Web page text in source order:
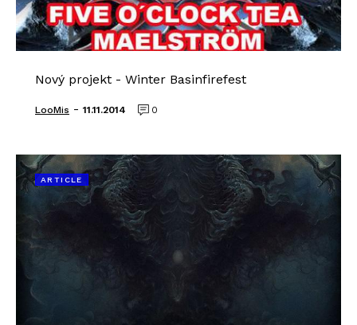
Nový projekt - Winter Basinfirefest
LooMis - 11.11.2014 0
ARTICLE